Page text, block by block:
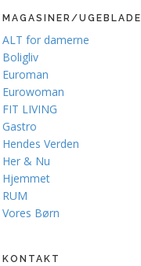
MAGASINER/UGEBLADE
ALT for damerne
Boligliv
Euroman
Eurowoman
FIT LIVING
Gastro
Hendes Verden
Her & Nu
Hjemmet
RUM
Vores Børn
KONTAKT